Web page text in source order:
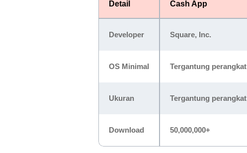
Detail Cash App
Developer Square, Inc.
OS Minimal Tergantung perangkat
Ukuran Tergantung perangkat
Download 50,000,000+